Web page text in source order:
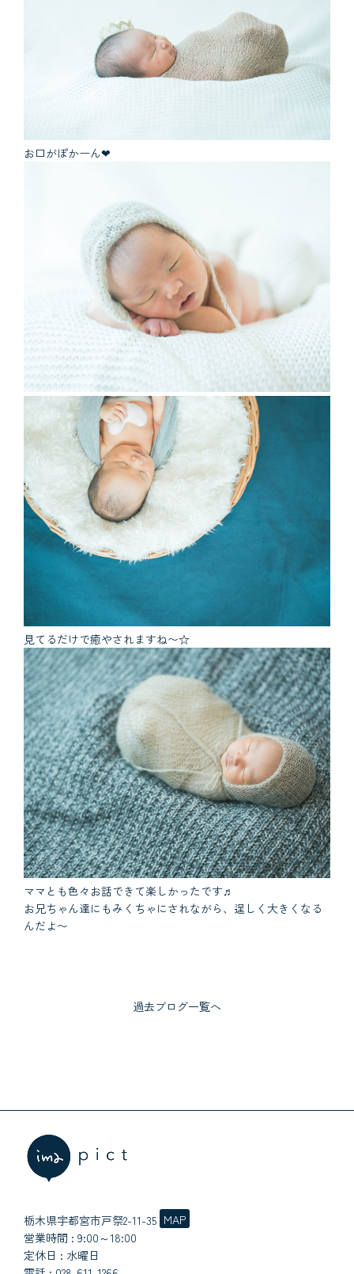
お口がぽかーん❤
見てるだけで癒やされますね〜☆
ママとも色々お話できて楽しかったです♬
お兄ちゃん達にもみくちゃにされながら、逞しく大きくなる
んだよ〜
過去ブログ一覧へ
栃木県宇都宮市戸祭2-11-35 MAP
営業時間 : 9:00～18:00
定休日 : 水曜日